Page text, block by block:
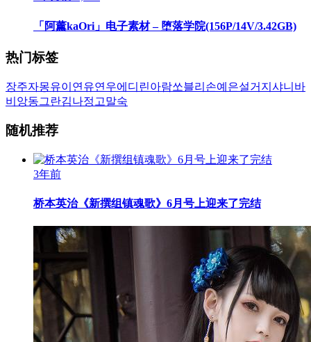
「阿薰kaOri」电子素材 – 堕落学院(156P/14V/3.42GB)
热门标签
장주자몽유이 연유연우에디린아람쏘블리 손예은설거지 샤니 바
비앙동그란김나정 고말숙
随机推荐
3年前
桥本英治《新撰组镇魂歌》6月号上迎来了完结